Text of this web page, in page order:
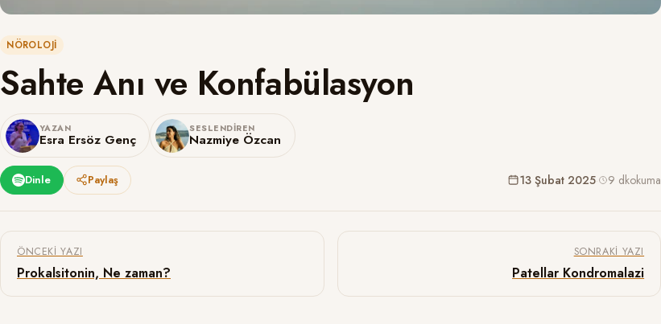
NÖROLOJI
Sahte Anı ve Konfabülasyon
YAZAN
Esra Ersöz Genç
SESLENDIREN
Nazmiye Özcan
13 Şubat 2025· 9 dkokuma
Dinle Paylaş
Yazı gezinmesi
ÖNCEKI YAZI
Prokalsitonin, Ne zaman?
SONRAKI YAZI
Patellar Kondromalazi